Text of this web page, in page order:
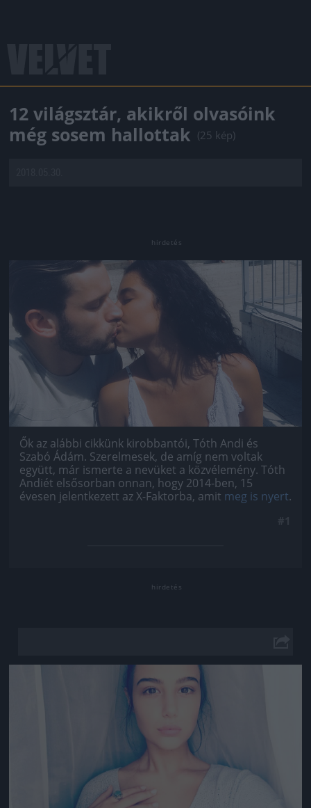
12 világsztár, akikről olvasóink
még sosem hallottak (25 kép)
Jön még kép!
Ők az alábbi cikkünk kirobbantói, Tóth Andi és
Szabó Ádám. Szerelmesek, de amíg nem voltak
együtt, már ismerte a nevüket a közvélemény. Tóth
Andiét elsősorban onnan, hogy 2014-ben, 15
évesen jelentkezett az X-Faktorba, amit meg is nyert.
Jön még kép!